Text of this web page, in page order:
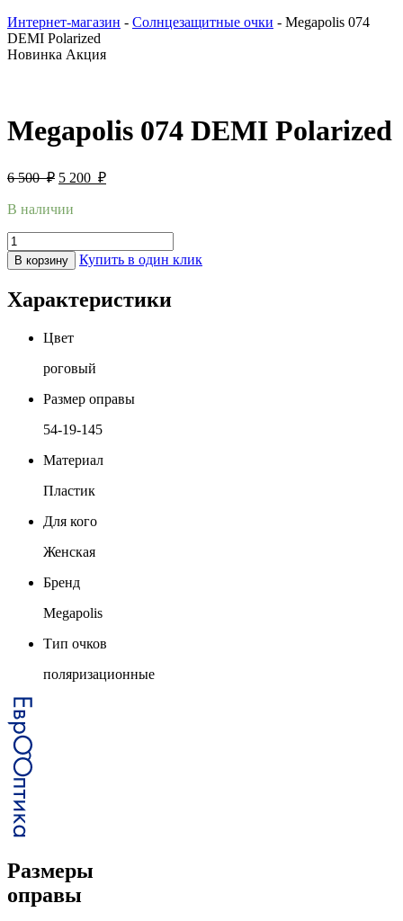
Интернет-магазин - Солнцезащитные очки - Megapolis 074
DEMI Polarized
Новинка Акция
Megapolis 074 DEMI Polarized
6 500₽ 5 200 ₽
В наличии
В корзину Купить в один клик
Характеристики
Цвет
роговый
Размер оправы
54-19-145
Материал
Пластик
Для кого
Женская
Бренд
Megapolis
Тип очков
поляризационные
Размеры
оправы